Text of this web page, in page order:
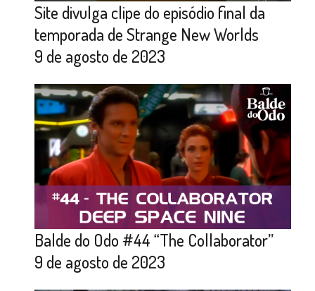
Site divulga clipe do episódio final da
temporada de Strange New Worlds
9 de agosto de 2023
Balde do Odo #44 “The Collaborator”
9 de agosto de 2023